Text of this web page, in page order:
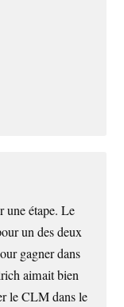
une étape. Le
un des deux
gagner dans
aimait bien
le CLM dans le